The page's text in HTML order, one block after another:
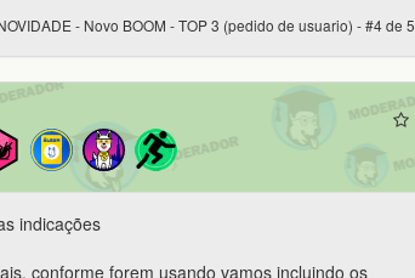
- Novo BOOM - TOP 3 (pedido de usuario) - #4 de 5
indicações
conforme forem usando vamos incluindo os